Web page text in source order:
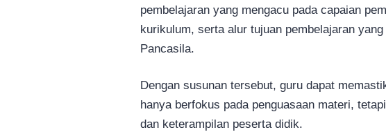
pembelajaran yang mengacu pada capaian
kurikulum, serta alur tujuan pembelajaran
Pancasila.
Dengan susunan tersebut, guru dapat
hanya berfokus pada penguasaan materi,
dan keterampilan peserta didik.